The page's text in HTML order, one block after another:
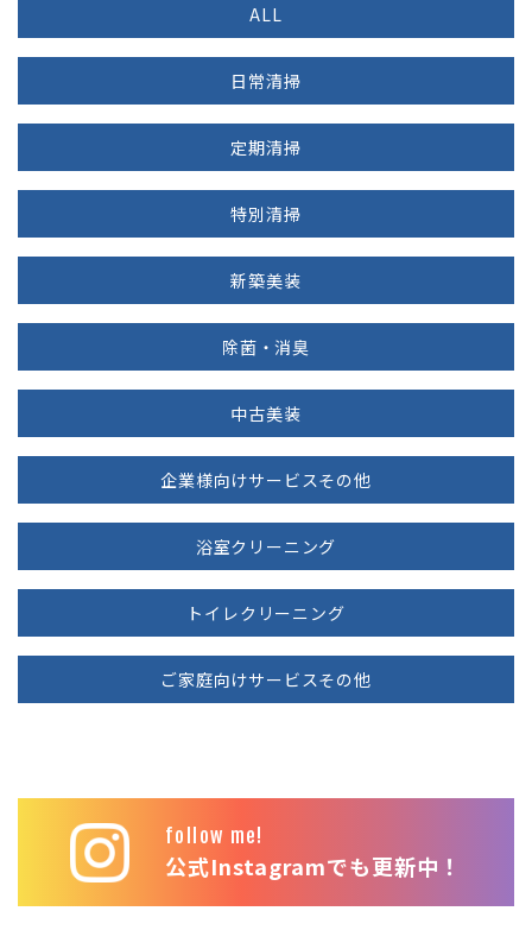
ALL
日常清掃
定期清掃
特別清掃
新築美装
除菌・消臭
中古美装
企業様向けサービスその他
浴室クリーニング
トイレクリーニング
ご家庭向けサービスその他
follow me!
公式Instagramでも更新中！